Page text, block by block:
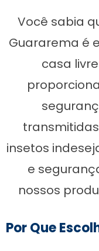
Você sabia
Guararema é
casa
insetos
e
nossos
Por Que